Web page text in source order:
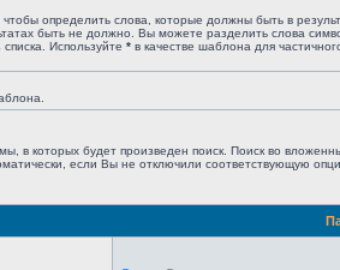
, чтобы определить слова, которые должны быть в
быть не должно. Вы можете разделить слова
Используйте * в качестве шаблона для
в которых будет произведен поиск. Поиск во
если Вы не отключили соответствующую